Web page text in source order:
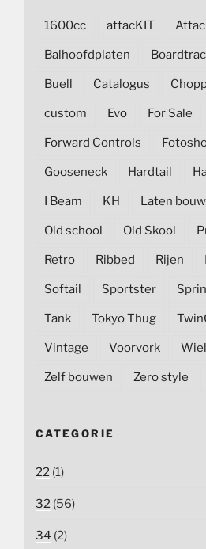
1600cc attacKIT
Balhoofdplaten
Buell Catalogus
custom Evo For Sale
Forward Controls
Gooseneck Hardtail
I Beam KH Laten
Old school Old Skool
Retro Ribbed Rijen
Softail Sportster
Tank Tokyo Thug
Vintage Voorvork
Zelf bouwen Zero style
CATEGORIE
22 (1)
32 (56)
34 (2)